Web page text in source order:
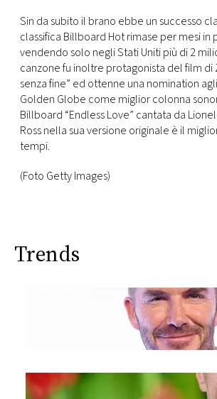
Sin da subito il brano ebbe un successo
classifica Billboard Hot rimase per mesi in
vendendo solo negli Stati Uniti più di 2
canzone fu inoltre protagonista del film di
senza fine” ed ottenne una nomination
Golden Globe come miglior colonna
Billboard “Endless Love” cantata da
Ross nella sua versione originale è il
tempi.
(Foto Getty Images)
Trends